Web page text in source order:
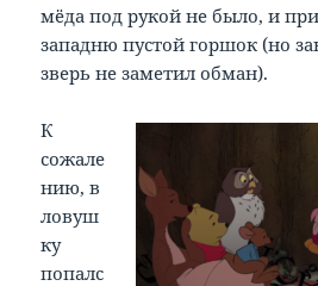
мёда под рукой не было, и
западню пустой горшок (но
зверь не заметил обман).
К
сожале
нию, в
ловуш
ку
попалс